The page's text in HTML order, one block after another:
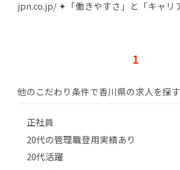
jpn.co.jp/ ✦「働きやすさ」と「キャリ
1
他のこだわり条件で香川県の求人を探す
正社員
20代の管理職登用実績あり
20代活躍